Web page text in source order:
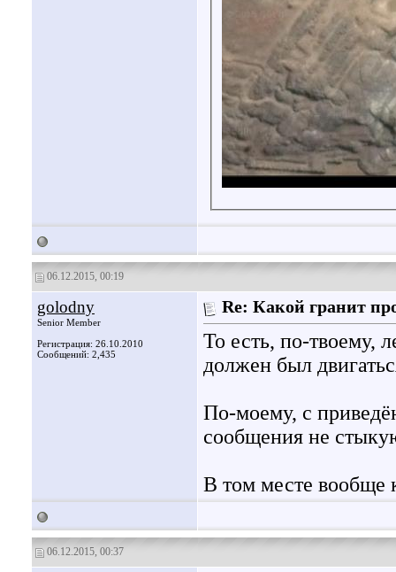
06.12.2015, 00:19
golodny
Senior Member
Регистрация: 26.10.2010
Сообщений: 2,435
Re: Какой гранит
То есть, по-твоему,
должен был
По-моему, с
сообщения не
В том месте вообще
06.12.2015, 00:37